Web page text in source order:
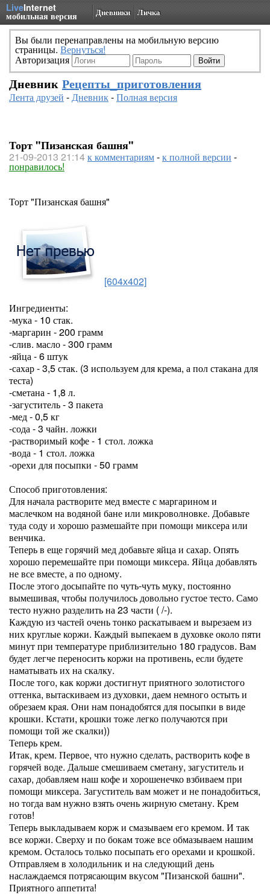
LiveInternet
мобильная версия Дневники Личка
Вы были перенаправлены на мобильную версию
страницы. Вернуться!
Авторизация
Дневник Рецепты_приготовления
Лента друзей -Дневник-Полная версия
Торт "Пизанская башня"
21-09-2013 21:14к комментариям-к полной версии -
понравилось!
Торт "Пизанская башня"
[604x402]
Ингредиенты:
-мука - 10 стак.
-маргарин - 200 грамм
-слив. масло - 300 грамм
-яйца - 6 штук
-сахар - 3,5 стак. (3 используем для крема, а пол стакана для
теста)
-сметана - 1,8 л.
-загуститель - 3 пакета
-мед - 0,5 кг
-сода - 3 чайн. ложки
-растворимый кофе - 1 стол. ложка
-вода - 1 стол. ложка
-орехи для посыпки - 50 грамм
Способ приготовления:
Для начала растворите мед вместе с маргарином и
маслечком на водяной бане или микроволновке. Добавьте
туда соду и хорошо размешайте при помощи миксера или
венчика.
Теперь в еще горячий мед добавьте яйца и сахар. Опять
хорошо перемешайте при помощи миксера. Яйца добавлять
не все вместе, а по одному.
После этого досыпайте по чуть-чуть муку, постоянно
вымешивая, чтобы получилось довольно густое тесто. Само
тесто нужно разделить на 23 части ( /-).
Каждую из частей очень тонко раскатываем и вырезаем из
них круглые коржи. Каждый выпекаем в духовке около пяти
минут при температуре приблизительно 180 градусов. Вам
будет легче переносить коржи на противень, если будете
наматывать их на скалку.
После того, как коржи достигнут приятного золотистого
оттенка, вытаскиваем из духовки, даем немного остыть и
обрезаем края. Они нам понадобятся для посыпки в виде
крошки. Кстати, крошки тоже легко получаются при
помощи той же скалки))
Теперь крем.
Итак, крем. Первое, что нужно сделать, растворить кофе в
горячей воде. Дальше смешиваем сметану, загуститель и
сахар, добавляем наш кофе и хорошенечко взбиваем при
помощи миксера. Загуститель вам может и не понадобиться,
но тогда вам нужно взять очень жирную сметану. Крем
готов!
Теперь выкладываем корж и смазываем его кремом. И так
все коржи. Сверху и по бокам тоже все обмазываем нашим
кремом. Осталось только посыпать его орехами и крошкой.
Отправляем в холодильник и на следующий день
наслаждаемся потрясающим вкусом "Пизанской башни".
Приятного аппетита!